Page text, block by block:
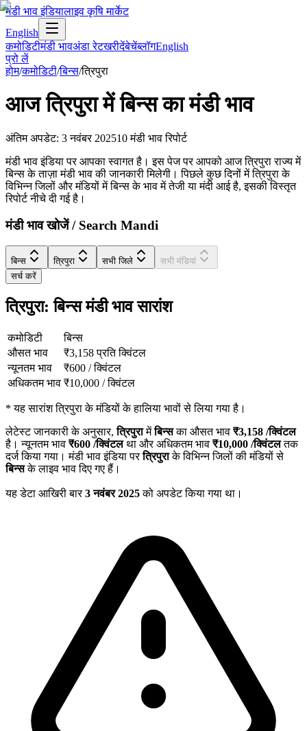
मंडी भाव इंडियालाइव कृषि मार्केट
English
कमोडिटीमंडी भावअंडा रेटखरीदेंबेचेंब्लॉगEnglish
प्रो लें
होम/कमोडिटी/बिन्स/त्रिपुरा
आजत्रिपुरामेंबिन्सका मंडी भाव
अंतिम अपडेट: 3 नवंबर 202510 मंडी भाव रिपोर्ट
मंडी भाव इंडिया पर आपका स्वागत है। इस पेज पर आपको आज त्रिपुरा राज्य में
बिन्स के ताज़ा मंडी भाव की जानकारी मिलेगी। पिछले कुछ दिनों में त्रिपुरा के
विभिन्न जिलों और मंडियों में बिन्स के भाव में तेजी या मंदी आई है, इसकी विस्तृत
रिपोर्ट नीचे दी गई है।
मंडी भाव खोजें / Search Mandi
बिन्स त्रिपुरा सभी जिले
सभी मंडियां
सर्च करें
त्रिपुरा: बिन्स मंडी भाव सारांश
कमोडिटी
बिन्स
औसत भाव
₹3,158 प्रति क्विंटल
न्यूनतम भाव
₹600 /क्विंटल
अधिकतम भाव ₹10,000 /क्विंटल
*यह सारांश त्रिपुरा के मंडियों के हालिया भावों से लिया गया है।
लेटेस्ट जानकारी के अनुसार,त्रिपुरामेंबिन्सका औसत भाव ₹3,158 /क्विंटल
है। न्यूनतम भाव ₹600 /क्विंटलथा और अधिकतम भाव ₹10,000 /क्विंटलतक
दर्ज किया गया। मंडी भाव इंडिया परत्रिपुराके विभिन्न जिलों की मंडियों से
बिन्सके लाइव भाव दिए गए हैं।
यह डेटा आखिरी बार3 नवंबर 2025को अपडेट किया गया था।